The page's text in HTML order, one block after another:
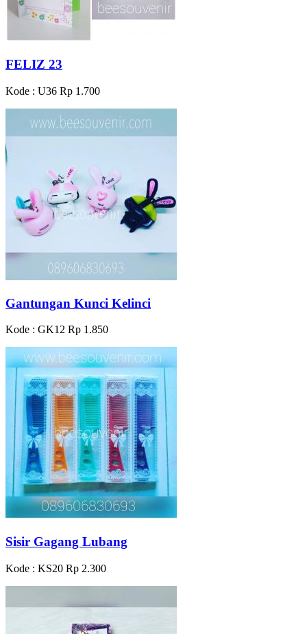
FELIZ 23
Kode : U36 Rp 1.700
Gantungan Kunci Kelinci
Kode : GK12 Rp 1.850
Sisir Gagang Lubang
Kode : KS20 Rp 2.300